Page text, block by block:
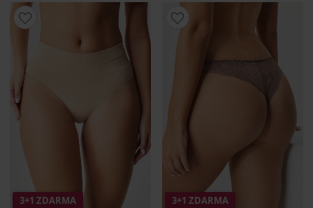
3+1 ZDARMA 3+1 ZDARMA